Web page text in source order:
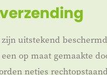
verzending
uitstekend
op maat gemaakte
netjes